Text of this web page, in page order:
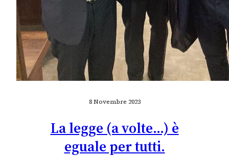
8 Novembre 2023
La legge (a volte…) è
eguale per tutti.